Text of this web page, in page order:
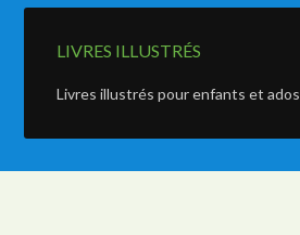
LIVRES ILLUSTRÉS
Livres illustrés pour enfants et ados